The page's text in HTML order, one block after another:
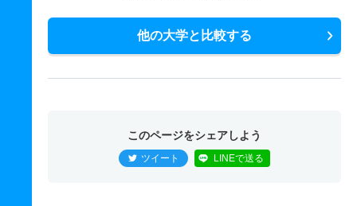
他の大学と比較する
このページをシェアしよう
ツイート LINEで送る